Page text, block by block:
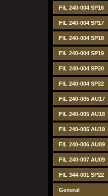
FIL 240-004 SP16
FIL 240-004 SP17
FIL 240-004 SP18
FIL 240-004 SP19
FIL 240-004 SP20
FIL 240-004 SP22
FIL 240-005 AU17
FIL 240-005 AU18
FIL 240-005 AU19
FIL 240-006 AU09
FIL 240-007 AU09
FIL 344-001 SP22
General